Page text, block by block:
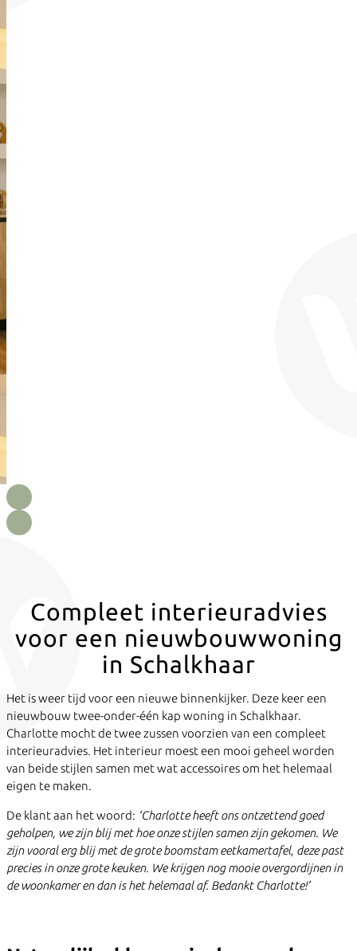
Compleet interieuradvies
voor een nieuwbouwwoning
in Schalkhaar
Het is weer tijd voor een nieuwe binnenkijker. Deze keer een
nieuwbouw twee-onder-één kap woning in Schalkhaar.
Charlotte mocht de twee zussen voorzien van een compleet
interieuradvies. Het interieur moest een mooi geheel worden
van beide stijlen samen met wat accessoires om het helemaal
eigen te maken.
De klant aan het woord: ‘Charlotte heeft ons ontzettend goed
geholpen, we zijn blij met hoe onze stijlen samen zijn gekomen. We
zijn vooral erg blij met de grote boomstam eetkamertafel, deze past
precies in onze grote keuken. We krijgen nog mooie overgordijnen in
de woonkamer en dan is het helemaal af. Bedankt Charlotte!’